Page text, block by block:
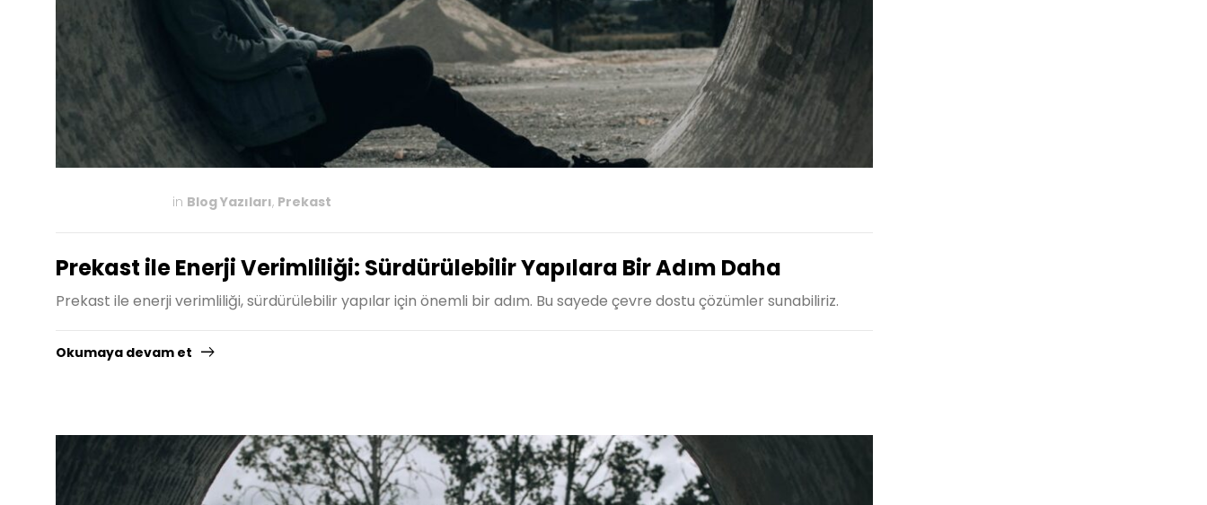
in Blog Yazıları, Prekast
Prekast ile Enerji Verimliliği: Sürdürülebilir Yapılara Bir Adım Daha
Prekast ile enerji verimliliği, sürdürülebilir yapılar için önemli bir adım. Bu sayede çevre dostu çözümler sunabiliriz.
Okumaya devam et